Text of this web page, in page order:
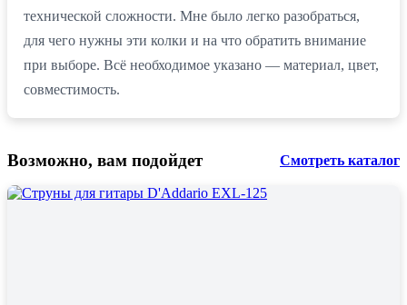
технической сложности. Мне было легко разобраться,
для чего нужны эти колки и на что обратить внимание
при выборе. Всё необходимое указано — материал, цвет,
совместимость.
Возможно, вам подойдет Смотреть каталог